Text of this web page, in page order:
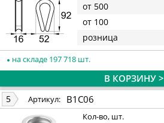
от 500
от 100
розница
на складе 197 718 шт.
В КОРЗИНУ >
5 Артикул: B1C06
Кол-во, шт.